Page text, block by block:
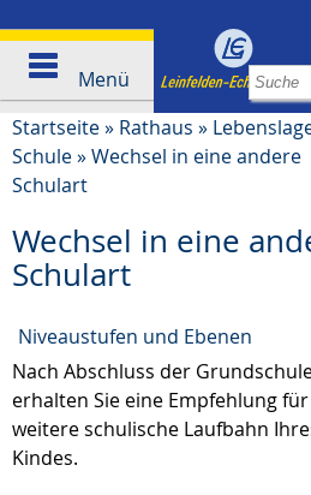
Menü
Startseite» Rathaus »
Schule»Wechsel in eine andere
Schulart
Wechsel in eine
Schulart
Niveaustufen und Ebenen
Nach Abschluss der
erhalten Sie eine Empfehlung
weitere schulische Laufbahn
Kindes.